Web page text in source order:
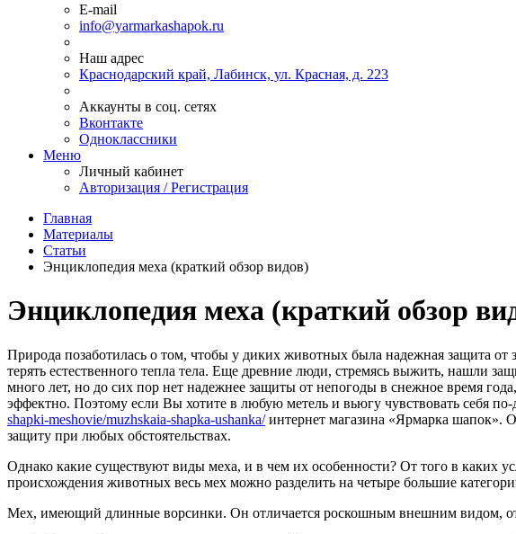
E-mail
info@yarmarkashapok.ru
Наш адрес
Краснодарский край, Лабинск, ул. Красная, д. 223
Аккаунты в соц. сетях
Вконтакте
Одноклассники
Меню
Личный кабинет
Авторизация / Регистрация
Главная
Материалы
Статьи
Энциклопедия меха (краткий обзор видов)
Энциклопедия меха (краткий обзор
Природа позаботилась о том, чтобы у диких животных была надежная защита
терять естественного тепла тела. Еще древние люди, стремясь выжить, нашли
много лет, но до сих пор нет надежнее защиты от непогоды в снежное время
эффектно. Поэтому если Вы хотите в любую метель и вьюгу чувствовать себя
shapki-meshovie/muzhskaia-shapka-ushanka/интернет магазина «Ярмарка шапок».
защиту при любых обстоятельствах.
Однако какие существуют виды меха, и в чем их особенности? От того в каких
происхождения животных весь мех можно разделить на четыре большие
Мех, имеющий длинные ворсинки. Он отличается роскошным внешним видом,